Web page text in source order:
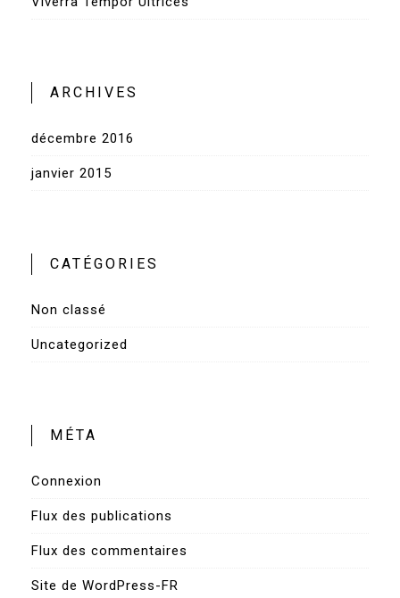
ARCHIVES
décembre 2016
janvier 2015
CATÉGORIES
Non classé
Uncategorized
MÉTA
Connexion
Flux des publications
Flux des commentaires
Site de WordPress-FR